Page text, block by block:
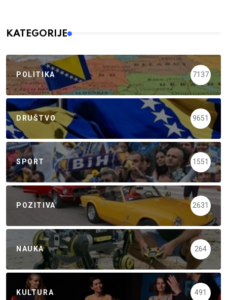
KATEGORIJE
POLITIKA 7137
DRUŠTVO 9651
SPORT 1551
POZITIVA 2631
NAUKA 264
KULTURA 491